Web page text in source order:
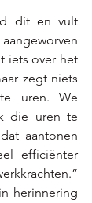
dit en vult
iets over het
zegt niets
uren. We
die uren te
aantonen
efficiënter
herinnering